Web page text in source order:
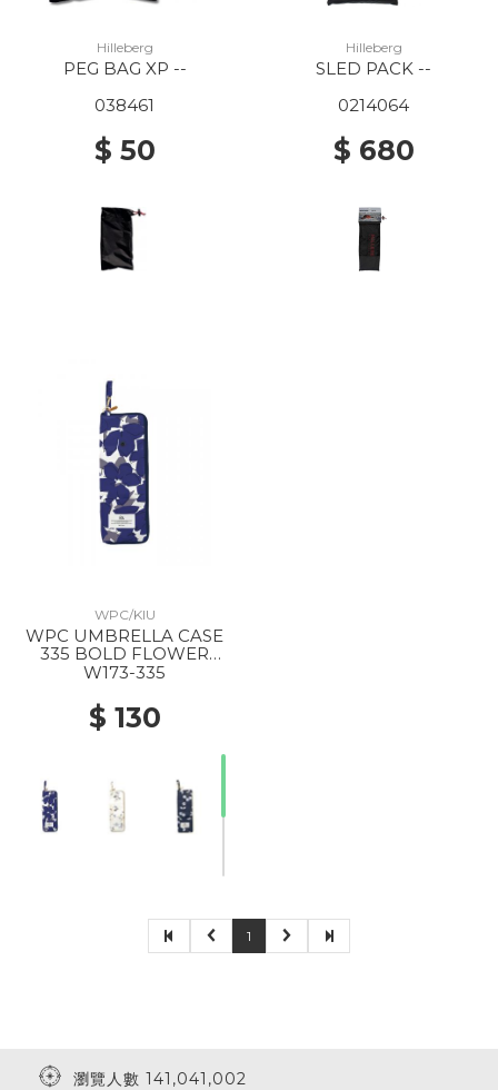
Hilleberg
PEG BAG XP --
038461
$ 50
Hilleberg
SLED PACK --
0214064
$ 680
WPC/KIU
WPC UMBRELLA CASE
335 BOLD FLOWER
NAVY
W173-335
$ 130
1
瀏覽人數 141,041,002